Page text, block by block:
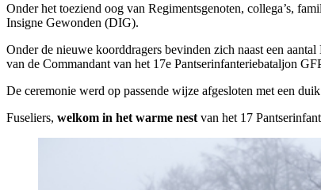
Onder het toeziend oog van Regimentsgenoten, collega’s,
Insigne Gewonden (DIG).
Onder de nieuwe koorddragers bevinden zich naast een
van de Commandant van het 17e Pantserinfanteriebataljon
De ceremonie werd op passende wijze afgesloten met een
Fuseliers, welkom in het warme nest van het 17